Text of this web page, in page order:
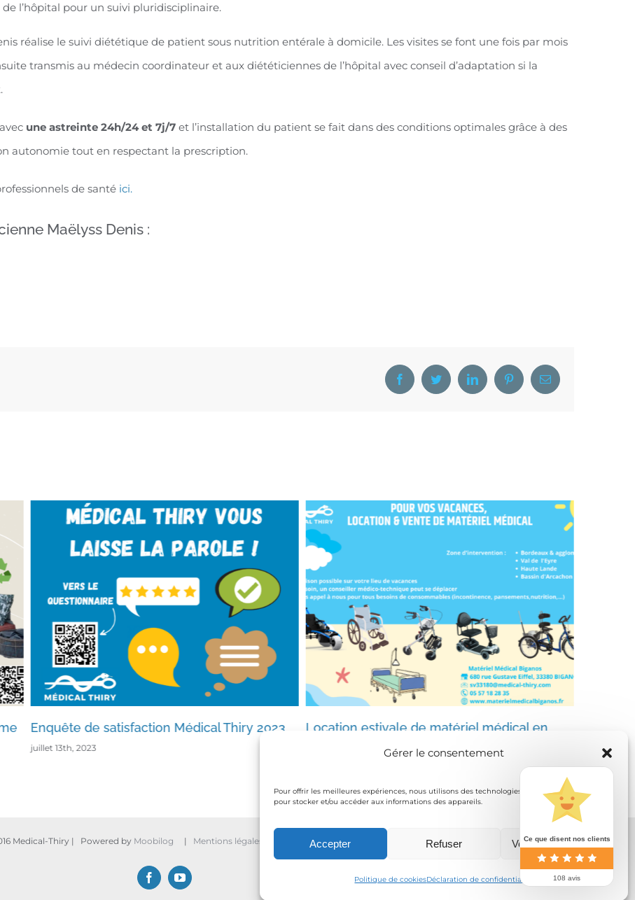
Gérer le consentement
Pour offrir les meilleures expériences, nous utilisons des technologies telles que les cookies
pour stocker et/ou accéder aux informations des appareils.
Accepter Refuser Voir les préférences
Politique de cookiesDéclaration de confidentialité
l’hôpital pour un suivi pluridisciplinaire.
réalise le suivi diététique de patient sous nutrition entérale à domicile. Les visites se font une fois par mois
transmis au médecin coordinateur et aux diététiciennes de l’hôpital avec conseil d’adaptation si la
une astreinte 24h/24 et 7j/7 et l’installation du patient se fait dans des conditions optimales grâce à des
autonomie tout en respectant la prescription.
de santé ici.
Maëlyss Denis :
FacebookTwitter LinkedInPinterestEmail
Enquête de satisfaction Médical Thiry 2023
juillet 13th, 2023
Location estivale de matériel médical en
Nouvelle-Aquitaine
soigner
mai 16th,
Medical-Thiry | Powered by Moobilog | Mentions légales / Politique de confidentialité
FacebookYouTube
Ce que disent nos clients
108 avis